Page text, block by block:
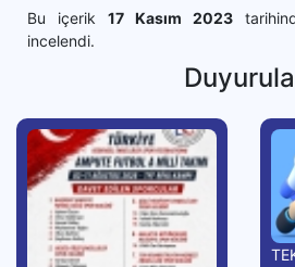
Bu içerik 17 Kasım 2023
incelendi.